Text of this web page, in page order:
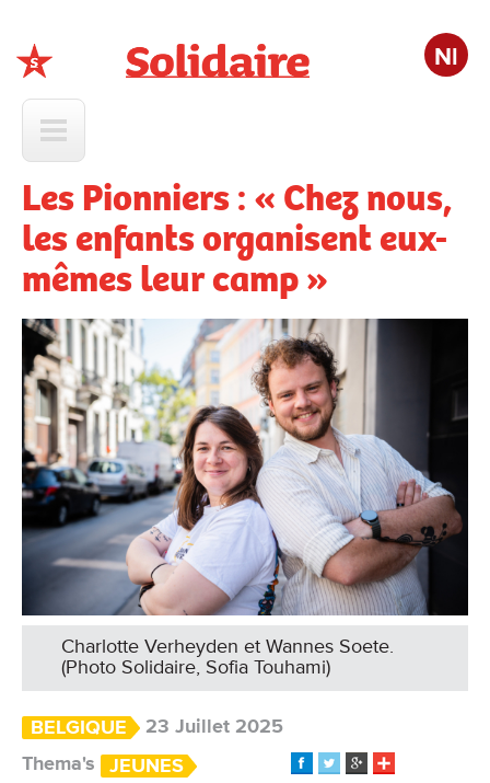
Nl
Les Pionniers : « Chez nous,
les enfants organisent eux-
mêmes leur camp »
Charlotte Verheyden et Wannes Soete.
(Photo Solidaire, Sofia Touhami)
BELGIQUE
23 Juillet 2025
Thema's
JEUNES